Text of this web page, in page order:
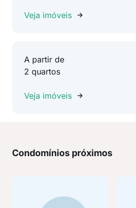
Veja imóveis
A partir de
2 quartos
Veja imóveis
Condomínios próximos